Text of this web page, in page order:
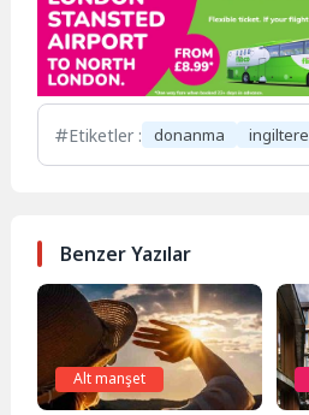
Etiketler : donanma ingiltere
Benzer Yazılar
Alt manşet